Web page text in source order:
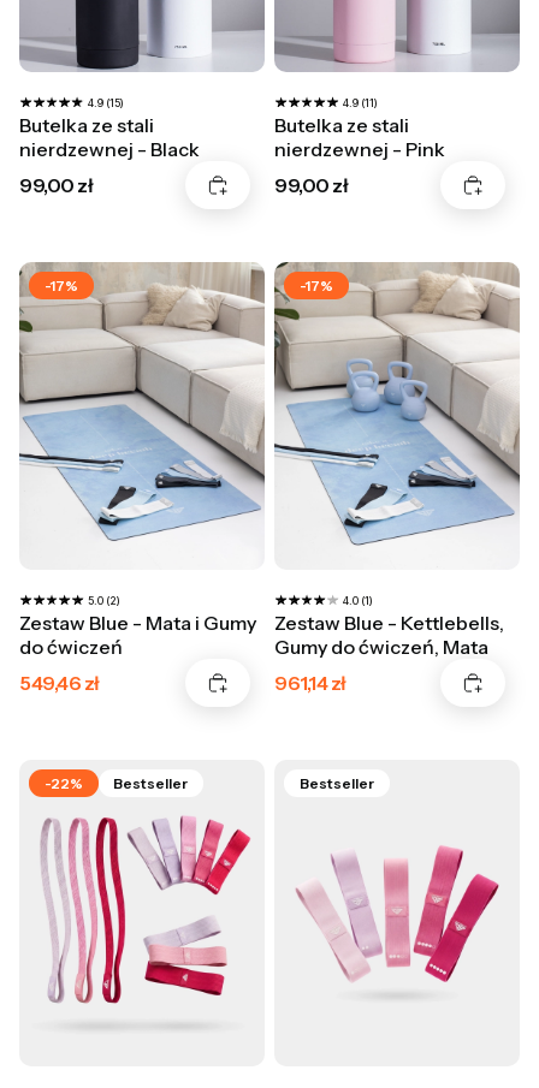
4.9 (15)
Butelka ze stali
nierdzewnej - Black
Cena
99,00 zł
4.9 (11)
Butelka ze stali
nierdzewnej - Pink
Cena
99,00 zł
-17%
5.0 (2)
Zestaw Blue - Mata i Gumy
do ćwiczeń
Cena promocyjna
549,46 zł
-17%
4.0 (1)
Zestaw Blue - Kettlebells,
Gumy do ćwiczeń, Mata
Cena promocyjna
961,14 zł
-22% Bestseller Bestseller